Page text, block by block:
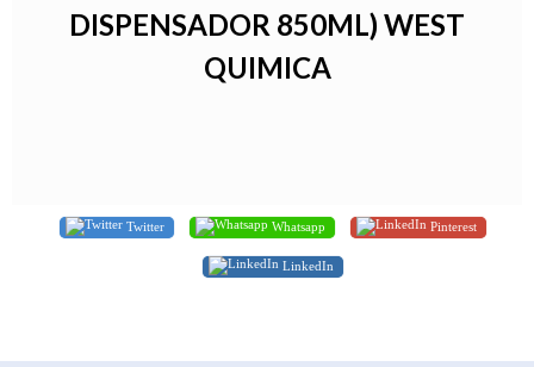
DISPENSADOR 850ML) WEST
QUIMICA
Twitter Whatsapp Pinterest
LinkedIn